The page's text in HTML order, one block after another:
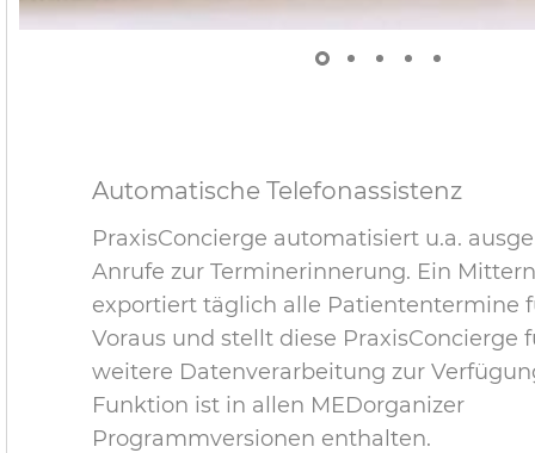
Automatische Telefonassistenz
PraxisConcierge automatisiert u.a.
Anrufe zur Terminerinnerung. Ein
exportiert täglich alle Patiententermine
Voraus und stellt diese PraxisConcierge
weitere Datenverarbeitung zur
Funktion ist in allen MEDorganizer
Programmversionen enthalten.